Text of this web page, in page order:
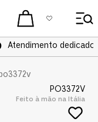
Atendimento dedicado
PO3372V
Feito à mão na Itália